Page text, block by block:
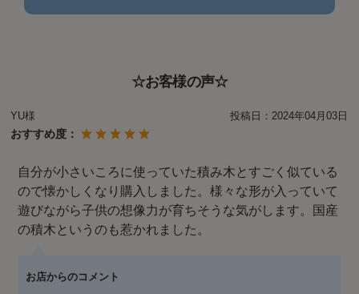
☆お客様の声☆
YU様 投稿日： 2024年04月03日
おすすめ度：
自分が小さいころに使っていた積み木とすごく似ている
ので懐かしくなり購入しました。様々な形が入っていて
遊びながら子供の想像力が育ちそうな気がします。国産
の積木というのも惹かれました。
お店からのコメント